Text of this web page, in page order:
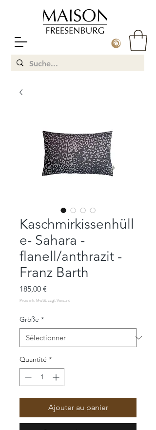
Kaschmirkissenhüll
e- Sahara -
flanell/anthrazit -
Franz Barth
185,00 €
Größe *
Quantité *
Ajouter au panier